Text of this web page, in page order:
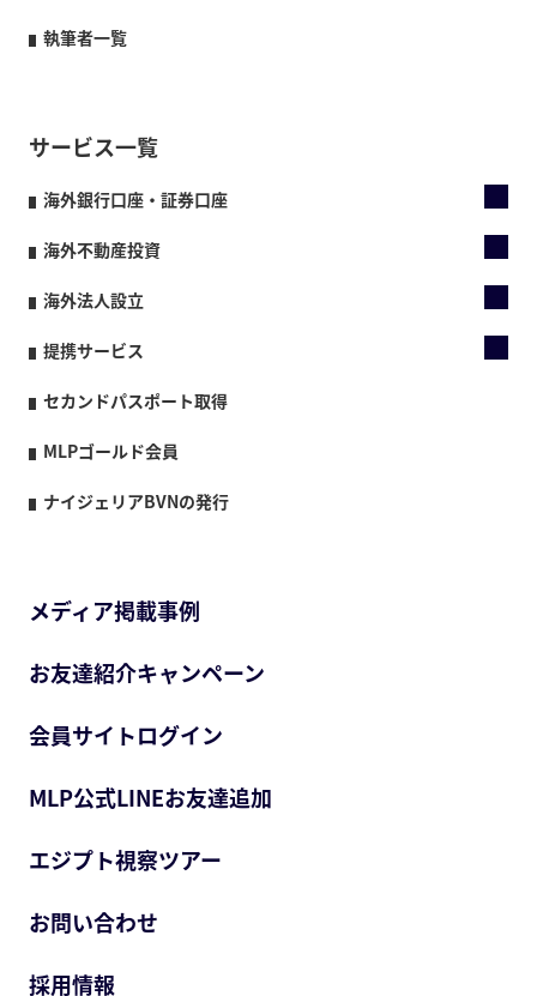
執筆者一覧
サービス一覧
海外銀行口座・証券口座
海外不動産投資
海外法人設立
提携サービス
セカンドパスポート取得
MLPゴールド会員
ナイジェリアBVNの発行
メディア掲載事例
お友達紹介キャンペーン
会員サイトログイン
MLP公式LINEお友達追加
エジプト視察ツアー
お問い合わせ
採用情報